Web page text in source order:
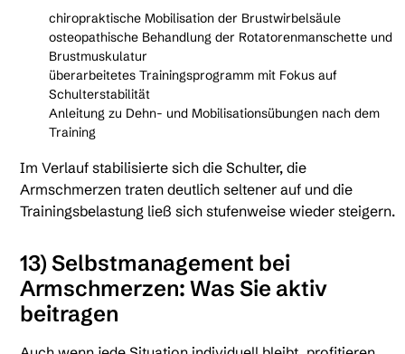
chiropraktische Mobilisation der Brustwirbelsäule
osteopathische Behandlung der Rotatorenmanschette und
Brustmuskulatur
überarbeitetes Trainingsprogramm mit Fokus auf
Schulterstabilität
Anleitung zu Dehn- und Mobilisationsübungen nach dem
Training
Im Verlauf stabilisierte sich die Schulter, die
Armschmerzen traten deutlich seltener auf und die
Trainingsbelastung ließ sich stufenweise wieder steigern.
13) Selbstmanagement bei
Armschmerzen: Was Sie aktiv
beitragen